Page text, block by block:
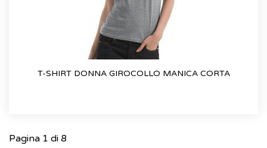
T-SHIRT DONNA GIROCOLLO MANICA CORTA
Pagina 1 di 8